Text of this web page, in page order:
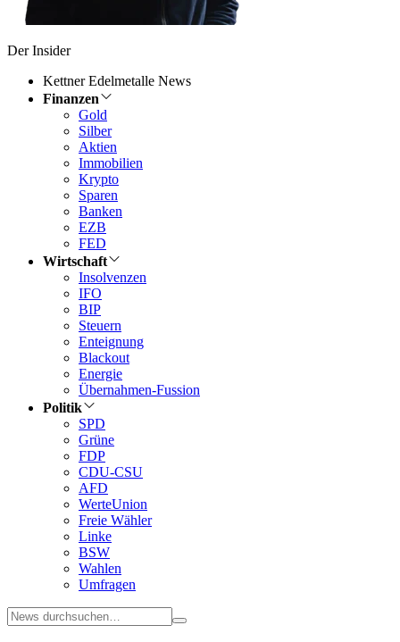
Der Insider
Kettner Edelmetalle News
Finanzen
Gold
Silber
Aktien
Immobilien
Krypto
Sparen
Banken
EZB
FED
Wirtschaft
Insolvenzen
IFO
BIP
Steuern
Enteignung
Blackout
Energie
Übernahmen-Fussion
Politik
SPD
Grüne
FDP
CDU-CSU
AFD
WerteUnion
Freie Wähler
Linke
BSW
Wahlen
Umfragen